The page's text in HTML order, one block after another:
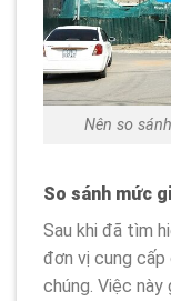
Nên so
So sánh mức
Sau khi đã tìm
đơn vị cung cấp
chúng. Việc